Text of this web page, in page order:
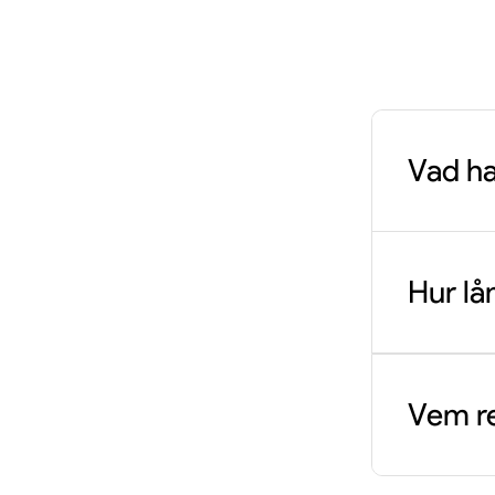
Vad
Julia-
andra
Again".
Hur
Vem